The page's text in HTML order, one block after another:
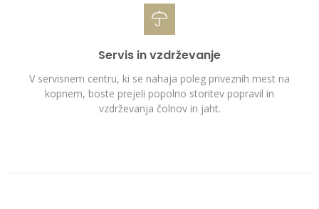
Servis in vzdrževanje
V servisnem centru, ki se nahaja poleg priveznih mest na
kopnem, boste prejeli popolno storitev popravil in
vzdrževanja čolnov in jaht.